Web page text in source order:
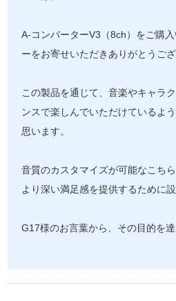
A-コンバーターV3（8ch）をご購
ーをお寄せいただきありがとうござ
この製品を通じて、音楽やキャラ
ンスで楽しんでいただけているよ
思います。
音質のカスタマイズが可能なこち
より深い満足感を提供するために設
G17様のお言葉から、その目的を